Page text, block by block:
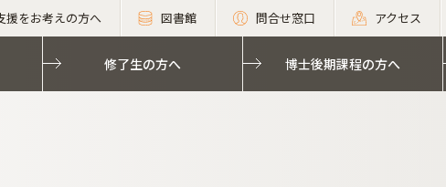
援をお考えの方へ 図書館 問合せ窓口 アクセス
修了生の方へ 博士後期課程の方へ